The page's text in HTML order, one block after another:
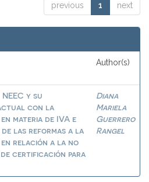
previous 1 next
Author(s)
y su
con la
materia de IVA e
de las reformas a la
relación a la no
certificación para
Diana
Mariela
Guerrero
Rangel